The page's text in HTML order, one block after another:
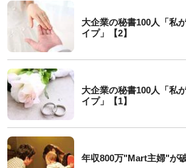
大企業の秘書100人「私
イプ」【2】
大企業の秘書100人「私
イプ」【1】
年収800万"Mart主婦"が